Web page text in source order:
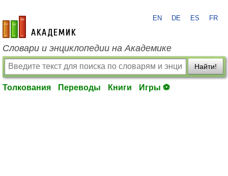
academic.ru
EN DE ES FR
Словари и энциклопедии на Академике
Найти!
Толкования Переводы Книги Игры ⚽